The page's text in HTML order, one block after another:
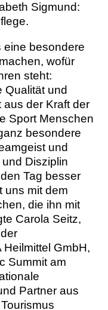
Sigmund:
eine besondere
wofür
steht:
Qualität und
der Kraft der
Sport Menschen
besondere
und
Disziplin
Tag besser
uns mit dem
die ihn mit
Carola Seitz,
GmbH,
Summit am
Partner aus